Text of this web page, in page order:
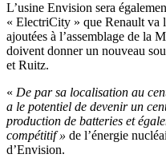
L’usine Envision sera
« ElectriCity » que Renault va
ajoutées à l’assemblage de la
doivent donner un nouveau
et Ruitz.
« De par sa localisation au
a le potentiel de devenir un
production de batteries et
compétitif » de l’énergie
d’Envision.